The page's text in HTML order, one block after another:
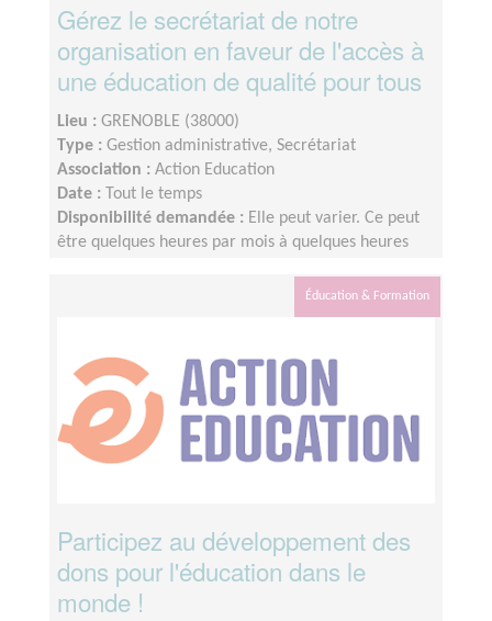
Gérez le secrétariat de notre
organisation en faveur de l'accès à
une éducation de qualité pour tous
Lieu : GRENOBLE (38000)
Type : Gestion administrative, Secrétariat
Association : Action Education
Date :
Tout le temps
Disponibilité demandée : Elle peut varier. Ce peut
être quelques heures par mois à quelques heures
Éducation & Formation
Participez au développement des
dons pour l'éducation dans le
monde !